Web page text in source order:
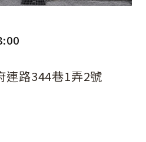
連路344巷1弄2號